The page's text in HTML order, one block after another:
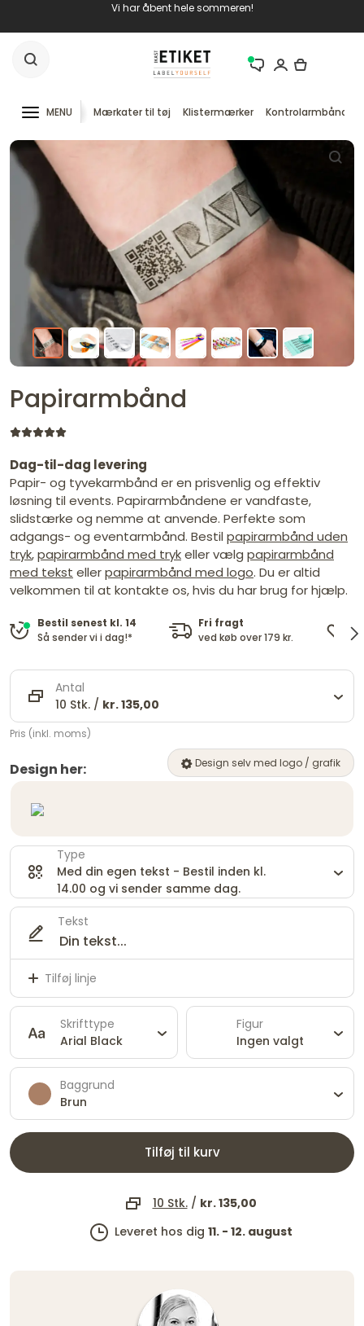
Vi har åbent hele sommeren!
MENU Mærkater til tøj Klistermærker Kontrolarmbånd
Papirarmbånd
Dag-til-dag levering
Papir- og tyvekarmbånd er en prisvenlig og effektiv
løsning til events. Papirarmbåndene er vandfaste,
slidstærke og nemme at anvende. Perfekte som
adgangs- og eventarmbånd. Bestil papirarmbånd uden
tryk,papirarmbånd med trykeller vælg papirarmbånd
med tekst ellerpapirarmbånd med logo. Du er altid
velkommen til at kontakte os, hvis du har brug for hjælp.
Bestil senest kl. 14
Så sender vi i dag!*
Fri fragt
ved køb over 179 kr.
Antal
10 Stk. / kr. 135,00
Pris (inkl. moms)
Design her: Design selv med logo / grafik
Type
Med din egen tekst - Bestil inden kl.
14.00 og vi sender samme dag.
Tekst
Tilføj linje
Skrifttype
Arial Black
Figur
Ingen valgt
Baggrund
Brun
Tilføj til kurv
10 Stk./ kr. 135,00
Leveret hos dig 11. - 12. august